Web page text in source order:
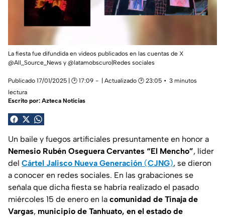
La fiesta fue difundida en videos publicados en las cuentas de X
@All_Source_News y @latamobscuro|Redes sociales
Publicado 17/01/2025 | 🕑 17:09 | Actualizado 🕑 23:05
3 minutos
lectura
Escrito por: Azteca Noticias
Un baile y fuegos artificiales presuntamente en honor a
Nemesio Rubén Oseguera Cervantes “El Mencho”, líder
del Cártel Jalisco Nueva Generación (CJNG), se dieron
a conocer en redes sociales. En las grabaciones se
señala que dicha fiesta se habría realizado el pasado
miércoles 15 de enero en la comunidad de Tinaja de
Vargas, municipio de Tanhuato, en el estado de